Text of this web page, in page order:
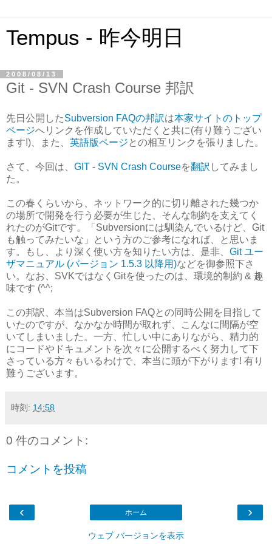
Tempus - 昨今明日
2008/08/13
Git - SVN Crash Course 邦訳
先日公開したSubversion FAQの邦訳は本家サイトのトップ
ページへリンクを作成していただくと共に(有り難うござい
ます!)、また、 英語版ページ との相互リンクを張りました。
さて、今回は、 GIT - SVN Crash Courseを翻訳 してみまし
た。
この春くらいから、ネットワーク的に切り離された幾つか
の場所で開発を行う必要が生じた、そんな制約を支えてく
れたのがGitです。「Subversionには馴染んでいるけど、Git
も触ってみたいな」という方のご参考になれば、と思いま
す。もし、より深く使い方を知りたい方は、是非、 Git ユー
ザマニュアル (バージョン 1.5.3 以降用)などを御参照下さ
い。なお、SVKではなくGitを使ったのは、環境的制約 & 趣
味です (^^;
この邦訳、本当はSubversion FAQとの同時公開を目指して
いたのですが、なかなか時間が取れず、こんなに間隔が空
いてしまいました。一方、忙しい中にありながら、精力的
にコードやドキュメントを次々に公開するべく努力して下
さっている方々もいるわけで、本当に頭が下がります! 有り
難うございます。
時刻: 14:58
0 件のコメント:
コメントを投稿
‹ ›
ホーム
ウェブ バージョンを表示